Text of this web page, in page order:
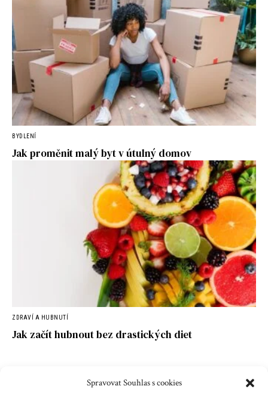
Spravovat Souhlas s cookies
BYDLENÍ
Jak proměnit malý byt v útulný domov
ZDRAVÍ A HUBNUTÍ
Jak začít hubnout bez drastických diet